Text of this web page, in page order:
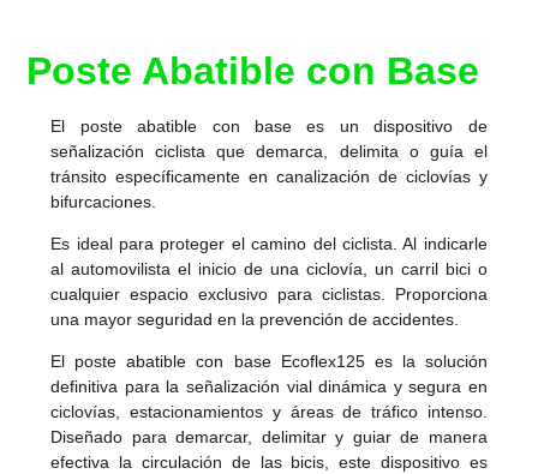
Poste Abatible con Base
El poste abatible con base es un dispositivo de
señalización ciclista que demarca, delimita o guía el
tránsito específicamente en canalización de ciclovías y
bifurcaciones.
Es ideal para proteger el camino del ciclista. Al indicarle
al automovilista el inicio de una ciclovía, un carril bici o
cualquier espacio exclusivo para ciclistas. Proporciona
una mayor seguridad en la prevención de accidentes.
El poste abatible con base Ecoflex125 es la solución
definitiva para la señalización vial dinámica y segura en
ciclovías, estacionamientos y áreas de tráfico intenso.
Diseñado para demarcar, delimitar y guiar de manera
efectiva la circulación de las bicis, este dispositivo es